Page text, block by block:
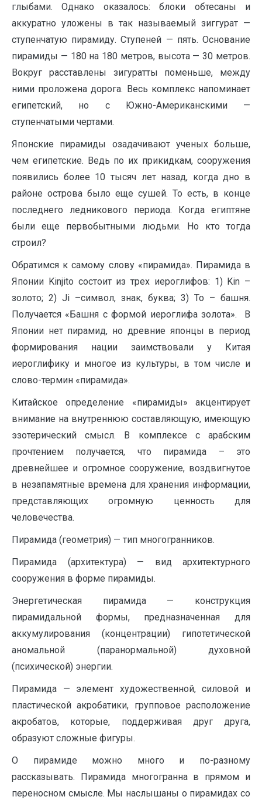
глыбами. Однако оказалось: блоки обтесаны и
аккуратно уложены в так называемый зиггурат —
ступенчатую пирамиду. Ступеней — пять. Основание
пирамиды — 180 на 180 метров, высота — 30 метров.
Вокруг расставлены зигуратты поменьше, между
ними проложена дорога. Весь комплекс напоминает
египетский, но с Южно-Американскими —
ступенчатыми чертами.
Японские пирамиды озадачивают ученых больше,
чем египетские. Ведь по их прикидкам, сооружения
появились более 10 тысяч лет назад, когда дно в
районе острова было еще сушей. То есть, в конце
последнего ледникового периода. Когда египтяне
были еще первобытными людьми. Но кто тогда
строил?
Обратимся к самому слову «пирамида». Пирамида в
Японии Kinjito состоит из трех иероглифов: 1) Kin –
золото; 2) Ji –символ, знак, буква; 3) To – башня.
Получается «Башня с формой иероглифа золота». В
Японии нет пирамид, но древние японцы в период
формирования нации заимствовали у Китая
иероглифику и многое из культуры, в том числе и
слово-термин «пирамида».
Китайское определение «пирамиды» акцентирует
внимание на внутреннюю составляющую, имеющую
эзотерический смысл. В комплексе с арабским
прочтением получается, что пирамида – это
древнейшее и огромное сооружение, воздвигнутое
в незапамятные времена для хранения информации,
представляющих огромную ценность для
человечества.
Пирамида (геометрия) — тип многогранников.
Пирамида (архитектура) — вид архитектурного
сооружения в форме пирамиды.
Энергетическая пирамида — конструкция
пирамидальной формы, предназначенная для
аккумулирования (концентрации) гипотетической
аномальной (паранормальной) духовной
(психической) энергии.
Пирамида — элемент художественной, силовой и
пластической акробатики, групповое расположение
акробатов, которые, поддерживая друг друга,
образуют сложные фигуры.
О пирамиде можно много и по-разному
рассказывать. Пирамида многогранна в прямом и
переносном смысле. Мы наслышаны о пирамидах со